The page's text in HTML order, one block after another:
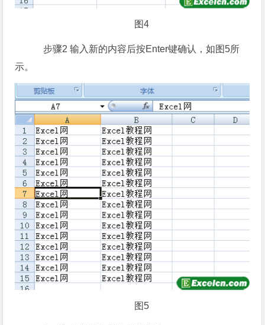
图4
步骤2 输入新的内容后按Enter键确认，如图5所
示。
图5